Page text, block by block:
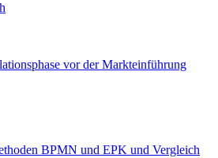
vor der Markteinführung
BPMN und EPK und Vergleich